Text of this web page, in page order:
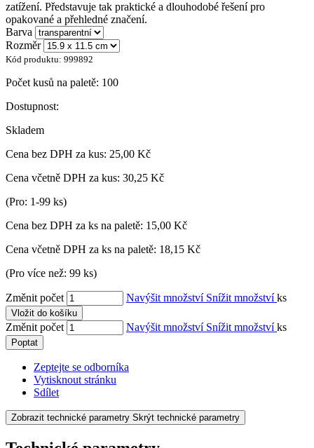
zatížení. Představuje tak praktické a dlouhodobé řešení pro
opakované a přehledné značení.
Barva
Rozměr
Kód produktu: 999892
Počet kusů na paletě: 100
Dostupnost:
Skladem
Cena bez DPH za kus: 25,00 Kč
Cena včetně DPH za kus: 30,25 Kč
(Pro: 1-99 ks)
Cena bez DPH za ks na paletě: 15,00 Kč
Cena včetně DPH za ks na paletě: 18,15 Kč
(Pro více než: 99 ks)
Změnit počet Navýšit množství Snížit množstvíks
Vložit do košíku
Změnit počet Navýšit množství Snížit množstvíks
Poptat
Zeptejte se odborníka
Vytisknout stránku
Sdílet
Zobrazit technické parametry Skrýt technické parametry